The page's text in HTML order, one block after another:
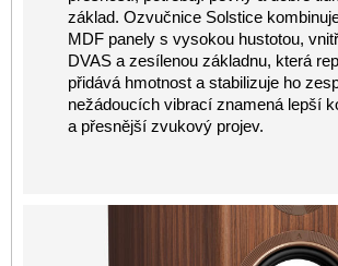
základ. Ozvučnice Solstice
MDF panely s vysokou hustotou,
DVAS a zesílenou základnu, která
přidává hmotnost a stabilizuje ho
nežádoucích vibrací znamená lepší
a přesnější zvukový projev.